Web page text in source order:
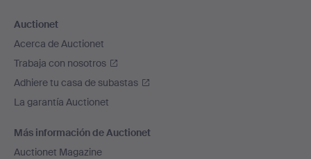
Auctionet
Acerca de Auctionet
Trabaja con nosotros
Adhiere tu casa de subastas
La garantía Auctionet
Más información de Auctionet
Auctionet Magazine